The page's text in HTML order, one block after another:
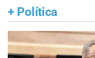
+ Política